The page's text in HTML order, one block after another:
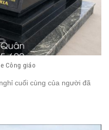
Công giáo
cuối cùng của người đã